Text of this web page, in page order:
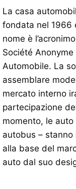
La casa
fondata nel 1966
nome è
Société
Automobile. La
assemblare
mercato interno
partecipazione
momento, le
autobus – stanno
alla base del
auto dal suo